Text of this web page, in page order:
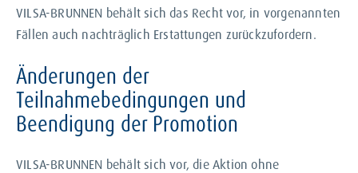
VILSA-BRUNNEN behält sich das Recht vor, in vorgenannten
Fällen auch nachträglich Erstattungen zurückzufordern.
Änderungen der
Teilnahmebedingungen und
Beendigung der Promotion
VILSA-BRUNNEN behält sich vor, die Aktion ohne